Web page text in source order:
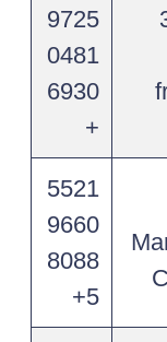
9725
0481
6930
+
5521
9660
8088
5+